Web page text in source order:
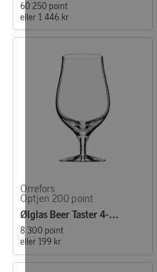
60 250 point
eller 1 446 kr
Orrefors
Optjen 200 point
Ølglas Beer Taster 4-pak
8 300 point
eller 199 kr